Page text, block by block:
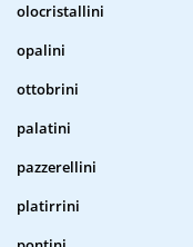
olocristallini
opalini
ottobrini
palatini
pazzerellini
platirrini